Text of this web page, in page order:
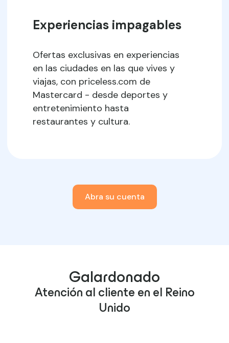
Experiencias impagables
Ofertas exclusivas en experiencias
en las ciudades en las que vives y
viajas, con priceless.com de
Mastercard - desde deportes y
entretenimiento hasta
restaurantes y cultura.
Abra su cuenta
Galardonado
Atención al cliente en el Reino
Unido